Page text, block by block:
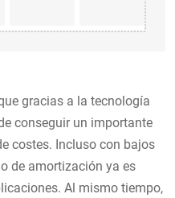
gracias a la tecnología
conseguir un importante
costes. Incluso con bajos
de amortización ya es
Al mismo tiempo,